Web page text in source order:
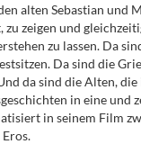
alten Sebastian und
zeigen und
zu lassen. Da
Da sind die
da sind die Alten,
in eine
in seinem Film